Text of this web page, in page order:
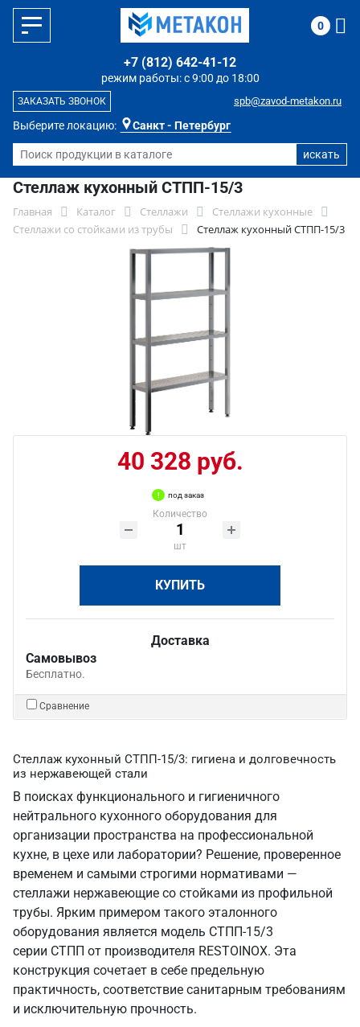
Выберите локацию: Санкт - Петербург
режим работы: с 9:00 до 18:00
+7 (812) 642-41-12
spb@zavod-metakon.ru
ЗАКАЗАТЬ ЗВОНОК
0
Стеллаж кухонный СТПП-15/3
Главная Каталог Стеллажи
Стеллажи кухонные
Стеллажи со стойками из трубы
Стеллаж кухонный СТПП-15/3
40 328 руб.
под заказ
Количество
шт
КУПИТЬ
Доставка
Самовывоз
Бесплатно.
Сравнение
Стеллаж кухонный СТПП-15/3: гигиена и долговечность
из нержавеющей стали
В поисках функционального и гигиеничного
нейтрального кухонного оборудования для
организации пространства на профессиональной
кухне, в цехе или лаборатории? Решение, проверенное
временем и самыми строгими нормативами —
стеллажи нержавеющие со стойками из профильной
трубы. Ярким примером такого эталонного
оборудования является модель СТПП-15/3
серии СТПП от производителя RESTOINOX. Эта
конструкция сочетает в себе предельную
практичность, соответствие санитарным требованиям
и исключительную прочность.